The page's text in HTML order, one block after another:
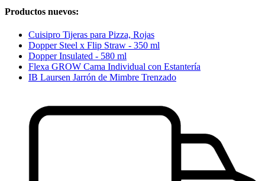
Productos nuevos:
Cuisipro Tijeras para Pizza, Rojas
Dopper Steel x Flip Straw - 350 ml
Dopper Insulated - 580 ml
Flexa GROW Cama Individual con Estantería
IB Laursen Jarrón de Mimbre Trenzado